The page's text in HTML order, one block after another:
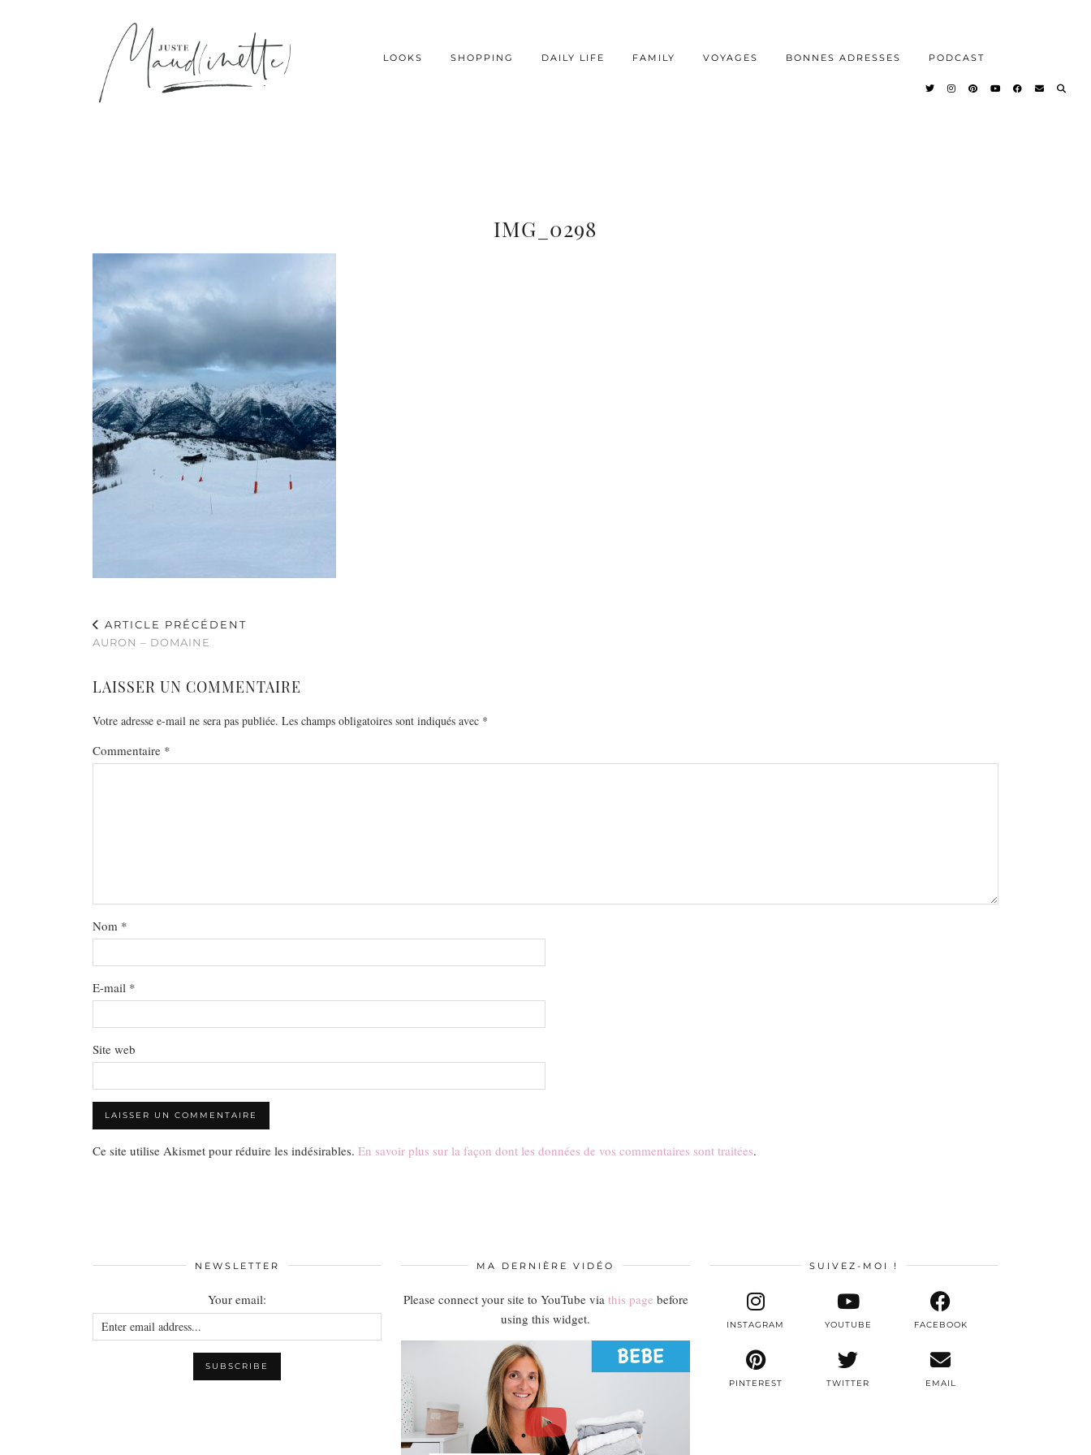
LOOKS SHOPPING DAILY LIFE FAMILY VOYAGES BONNES ADRESSES PODCAST
IMG_0298
ARTICLE PRÉCÉDENT
AURON – DOMAINE
LAISSER UN COMMENTAIRE
Votre adresse e-mail ne sera pas publiée. Les champs obligatoires sont indiqués avec *
Commentaire *
Nom *
E-mail *
Site web
Ce site utilise Akismet pour réduire les indésirables. En savoir plus sur la façon dont les données de vos commentaires sont traitées.
NEWSLETTER
Your email:
MA DERNIÈRE VIDÉO
Please connect your site to YouTube via this page before
using this widget.
SUIVEZ-MOI !
TWITTER
INSTAGRAM FACEBOOK
PINTEREST
YOUTUBE
EMAIL